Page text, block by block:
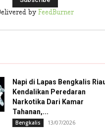
by FeedBurner
Napi di Lapas Bengkalis
Kendalikan Peredaran
Narkotika Dari Kamar
Tahanan,...
Bengkalis 13/07/2026